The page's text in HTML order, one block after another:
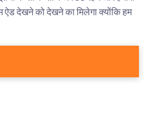
ऐड देखने को देखने का मिलेगा क्योंकि हम